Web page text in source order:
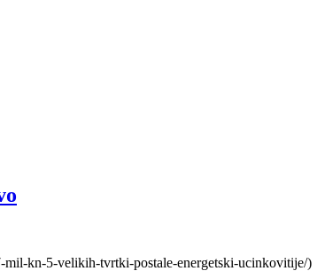
kn-5-velikih-tvrtki-postale-energetski-ucinkovitije/)